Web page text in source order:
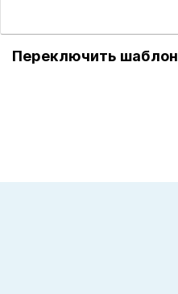
Переключить шаблон